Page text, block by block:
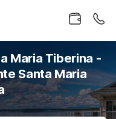
Maria Tiberina -
Santa Maria